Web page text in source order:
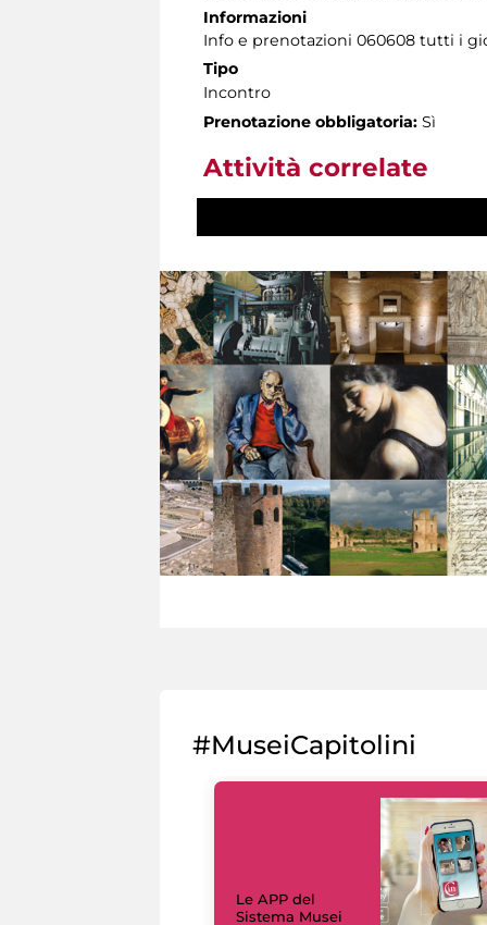
Informazioni
Info e prenotazioni 060608 tutti i
Tipo
Incontro
Prenotazione obbligatoria: Sì
Attività correlate
#MuseiCapitolini
Le APP del
Sistema Musei